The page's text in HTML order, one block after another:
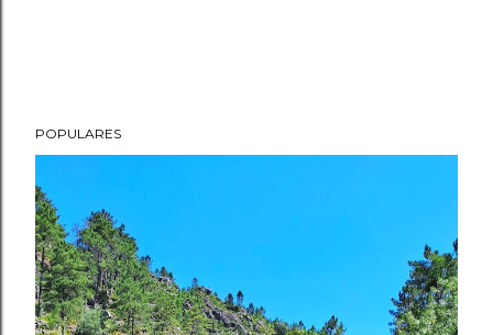
POPULARES